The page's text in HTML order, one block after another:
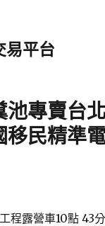
易平台
池專賣台
移民精準
程露營車10點 43